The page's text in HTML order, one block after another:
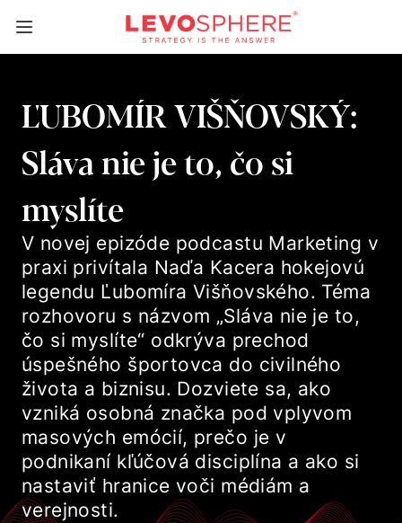
ĽUBOMÍR VIŠŇOVSKÝ:
Sláva nie je to, čo si
myslíte
V novej epizóde podcastu Marketing v
praxi privítala Naďa Kacera hokejovú
legendu Ľubomíra Višňovského. Téma
rozhovoru s názvom „Sláva nie je to,
čo si myslíte“ odkrýva prechod
úspešného športovca do civilného
života a biznisu. Dozviete sa, ako
vzniká osobná značka pod vplyvom
masových emócií, prečo je v
podnikaní kľúčová disciplína a ako si
nastaviť hranice voči médiám a
verejnosti.